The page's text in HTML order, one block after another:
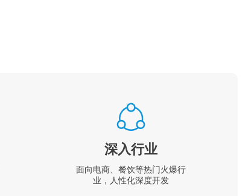
深入行业
面向电商、餐饮等热门火爆行
业，人性化深度开发